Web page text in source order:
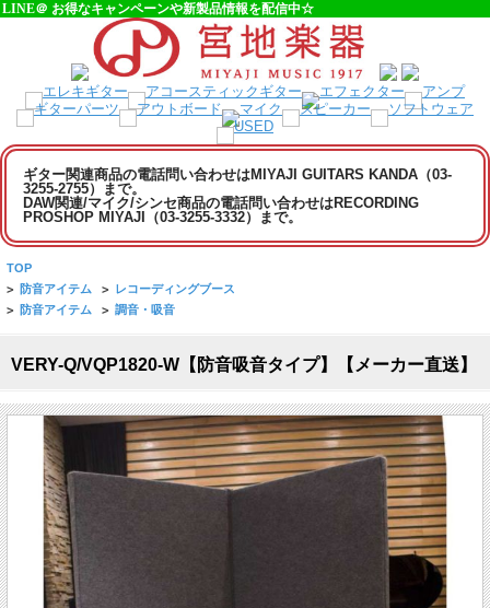
LINE＠ お得なキャンペーンや新製品情報を配信中☆
ギター関連商品の電話問い合わせはMIYAJI GUITARS KANDA（03-
3255-2755）まで。
DAW関連/マイク/シンセ商品の電話問い合わせはRECORDING
PROSHOP MIYAJI（03-3255-3332）まで。
TOP
> 防音アイテム > レコーディングブース
> 防音アイテム > 調音・吸音
VERY-Q/VQP1820-W【防音吸音タイプ】【メーカー直送】